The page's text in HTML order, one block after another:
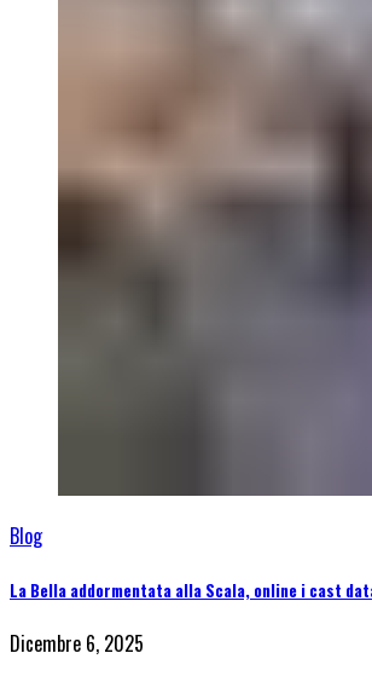
Blog
La Bella addormentata alla Scala, online i cast
Dicembre 6, 2025